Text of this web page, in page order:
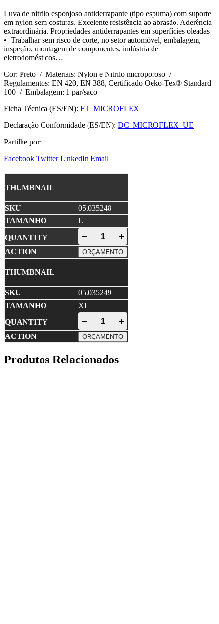
Luva de nitrilo esponjoso antiderrapante (tipo espuma) com suporte
em nylon sem costuras. Excelente resistência ao abrasão. Aderência
extraordinária. Propriedades antiderrapantes em superfícies oleadas
• Trabalhar sem risco de corte, no setor automóvel, embalagem,
inspeção, montagem de componentes, indústria de
eletrodomésticos…
Cor: Preto / Materiais: Nylon e Nitrilo microporoso /
Regulamentos: EN 420, EN 388, Certificado Oeko-Tex® Standard
100 / Embalagem: 1 par/saco
Ficha Técnica (ES/EN): FT_MICROFLEX
Declaração Conformidade (ES/EN): DC_MICROFLEX_UE
Partilhe por:
Facebook Twitter LinkedIn Email
05.035248
L
MICROFLEX • Luva Nylon Suporte
ORÇAMENTO
05.035249
XL
MICROFLEX • Luva Nylon Suporte
ORÇAMENTO
Produtos Relacionados